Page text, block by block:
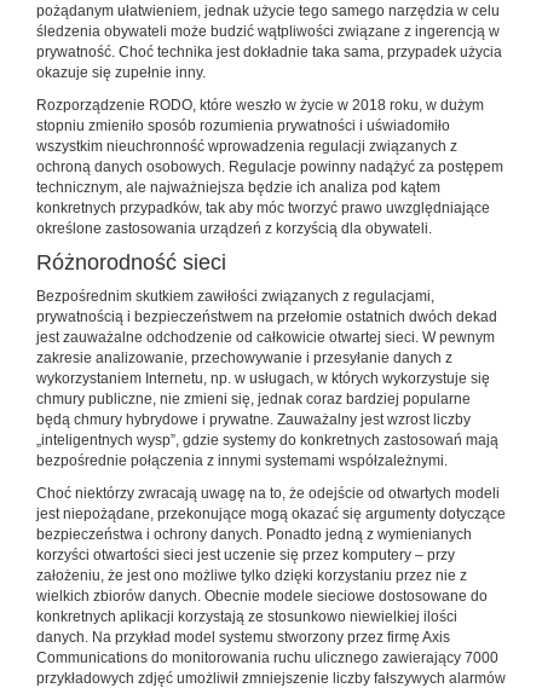
pożądanym ułatwieniem, jednak użycie tego samego narzędzia w celu
śledzenia obywateli może budzić wątpliwości związane z ingerencją w
prywatność. Choć technika jest dokładnie taka sama, przypadek użycia
okazuje się zupełnie inny.
Rozporządzenie RODO, które weszło w życie w 2018 roku, w dużym
stopniu zmieniło sposób rozumienia prywatności i uświadomiło
wszystkim nieuchronność wprowadzenia regulacji związanych z
ochroną danych osobowych. Regulacje powinny nadążyć za postępem
technicznym, ale najważniejsza będzie ich analiza pod kątem
konkretnych przypadków, tak aby móc tworzyć prawo uwzględniające
określone zastosowania urządzeń z korzyścią dla obywateli.
Różnorodność sieci
Bezpośrednim skutkiem zawiłości związanych z regulacjami,
prywatnością i bezpieczeństwem na przełomie ostatnich dwóch dekad
jest zauważalne odchodzenie od całkowicie otwartej sieci. W pewnym
zakresie analizowanie, przechowywanie i przesyłanie danych z
wykorzystaniem Internetu, np. w usługach, w których wykorzystuje się
chmury publiczne, nie zmieni się, jednak coraz bardziej popularne
będą chmury hybrydowe i prywatne. Zauważalny jest wzrost liczby
„inteligentnych wysp”, gdzie systemy do konkretnych zastosowań mają
bezpośrednie połączenia z innymi systemami współzależnymi.
Choć niektórzy zwracają uwagę na to, że odejście od otwartych modeli
jest niepożądane, przekonujące mogą okazać się argumenty dotyczące
bezpieczeństwa i ochrony danych. Ponadto jedną z wymienianych
korzyści otwartości sieci jest uczenie się przez komputery – przy
założeniu, że jest ono możliwe tylko dzięki korzystaniu przez nie z
wielkich zbiorów danych. Obecnie modele sieciowe dostosowane do
konkretnych aplikacji korzystają ze stosunkowo niewielkiej ilości
danych. Na przykład model systemu stworzony przez firmę Axis
Communications do monitorowania ruchu ulicznego zawierający 7000
przykładowych zdjęć umożliwił zmniejszenie liczby fałszywych alarmów